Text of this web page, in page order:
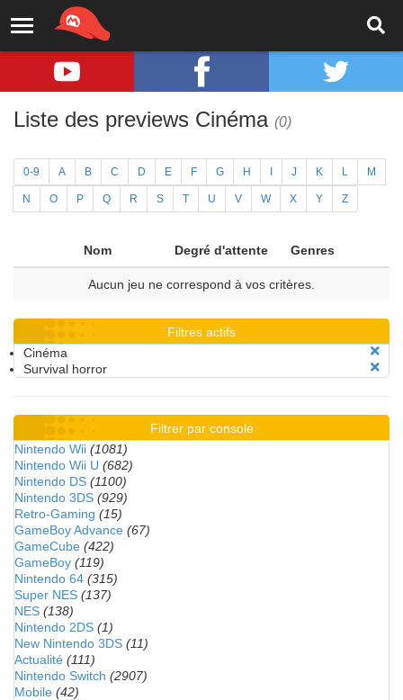
Liste des previews Cinéma (0)
0-9 A B C D E F G H J K L M
N O P Q R S T U V W X Y Z
Nom Degré d'attente Genres
Aucun jeu ne correspond à vos critères.
Filtres actifs
Cinéma
Survival horror
Filtrer par console
Nintendo Wii (1081)
Nintendo Wii U (682)
Nintendo DS (1100)
Nintendo 3DS (929)
Retro-Gaming (15)
GameBoy Advance (67)
GameCube (422)
GameBoy (119)
Nintendo 64 (315)
Super NES (137)
NES (138)
Nintendo 2DS (1)
New Nintendo 3DS (11)
Actualité (111)
Nintendo Switch (2907)
Mobile (42)